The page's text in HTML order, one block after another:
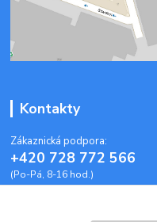
Kontakty
Zákaznická podpora:
+420 728 772 566
(Po-Pá, 8-16 hod.)